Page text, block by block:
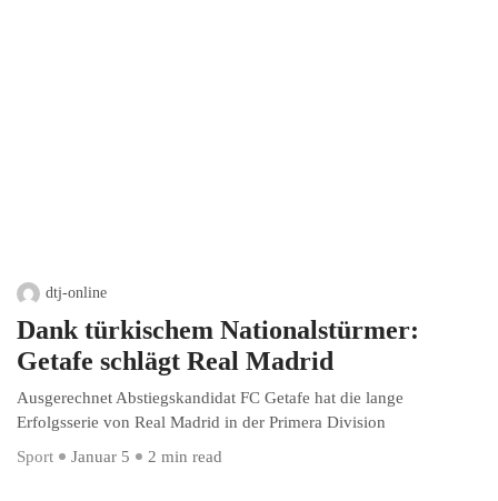
dtj-online
Dank türkischem Nationalstürmer:
Getafe schlägt Real Madrid
Ausgerechnet Abstiegskandidat FC Getafe hat die lange
Erfolgsserie von Real Madrid in der Primera Division
Sport
Januar 5 2 min read